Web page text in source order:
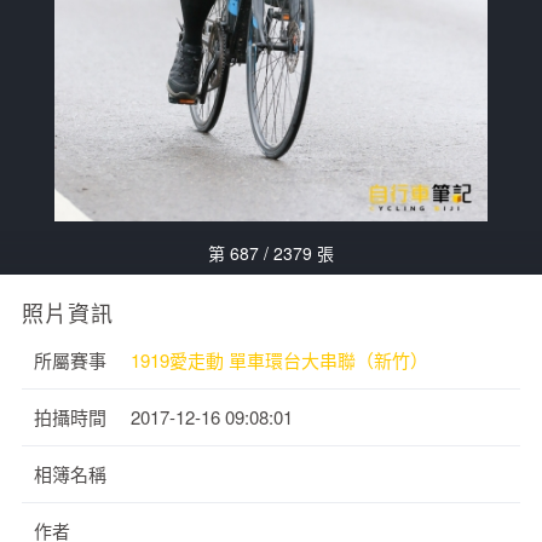
第 687 / 2379 張
照片資訊
所屬賽事 1919愛走動 單車環台大串聯（新竹）
拍攝時間 2017-12-16 09:08:01
相簿名稱
作者